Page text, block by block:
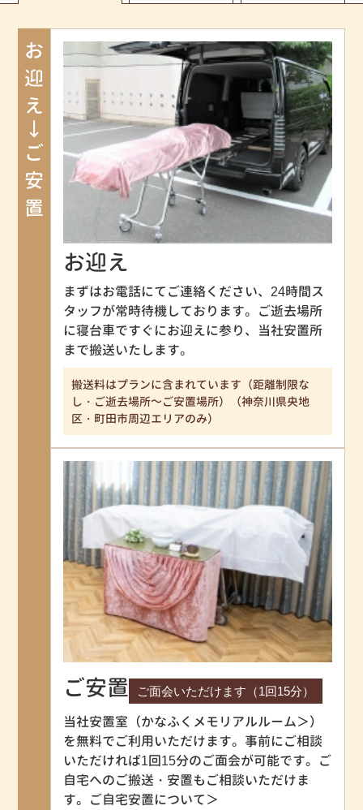
お迎え→ご安置
お迎え
まずはお電話にてご連絡ください、24時間ス
タッフが常時待機しております。ご逝去場所
に寝台車ですぐにお迎えに参り、当社安置所
まで搬送いたします。
搬送料はプランに含まれています（距離制限な
し・ご逝去場所～ご安置場所）（神奈川県央地
区・町田市周辺エリアのみ）
ご安置 ご面会いただけます（1回15分）
当社安置室（かなふくメモリアルルーム＞）
を無料でご利用いただけます。事前にご相談
いただければ1回15分のご面会が可能です。ご
自宅へのご搬送・安置もご相談いただけま
す。 ご自宅安置について＞